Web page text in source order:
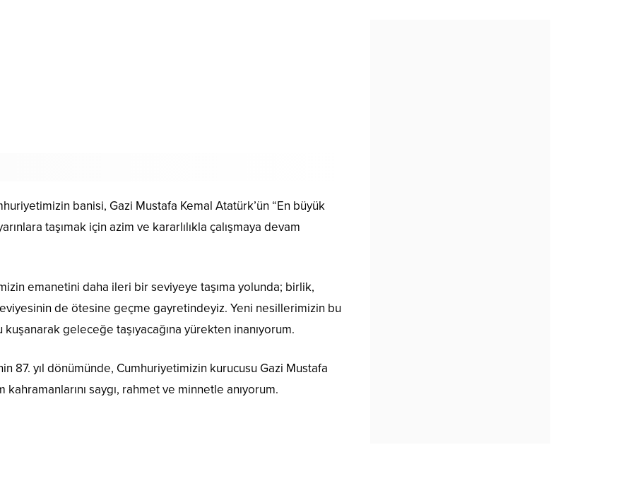
banisi, Gazi Mustafa Kemal Atatürk’ün “En büyük
taşımak için azim ve kararlılıkla çalışmaya devam
emanetini daha ileri bir seviyeye taşıma yolunda; birlik,
de ötesine geçme gayretindeyiz. Yeni nesillerimizin bu
kuşanarak geleceğe taşıyacağına yürekten inanıyorum.
87. yıl dönümünde, Cumhuriyetimizin kurucusu Gazi Mustafa
saygı, rahmet ve minnetle anıyorum.